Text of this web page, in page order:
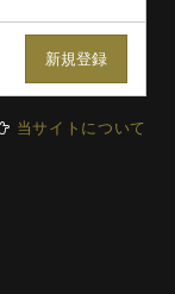
当サイトについて